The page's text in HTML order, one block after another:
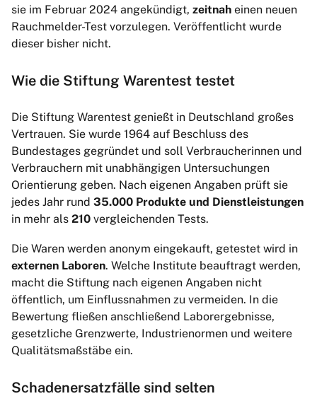
sie im Februar 2024 angekündigt, zeitnah einen neuen
Rauchmelder-Test vorzulegen. Veröffentlicht wurde
dieser bisher nicht.
Wie die Stiftung Warentest testet
Die Stiftung Warentest genießt in Deutschland großes
Vertrauen. Sie wurde 1964 auf Beschluss des
Bundestages gegründet und soll Verbraucherinnen und
Verbrauchern mit unabhängigen Untersuchungen
Orientierung geben. Nach eigenen Angaben prüft sie
jedes Jahr rund 35.000 Produkte und Dienstleistungen
in mehr als 210 vergleichenden Tests.
Die Waren werden anonym eingekauft, getestet wird in
externen Laboren. Welche Institute beauftragt werden,
macht die Stiftung nach eigenen Angaben nicht
öffentlich, um Einflussnahmen zu vermeiden. In die
Bewertung fließen anschließend Laborergebnisse,
gesetzliche Grenzwerte, Industrienormen und weitere
Qualitätsmaßstäbe ein.
Schadenersatzfälle sind selten